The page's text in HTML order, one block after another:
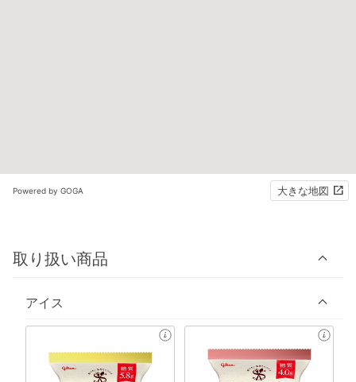
Powered by GOGA 大きな地図
取り扱い商品
アイス